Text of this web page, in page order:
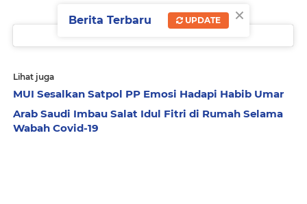
Lihat juga
MUI Sesalkan Satpol PP Emosi Hadapi Habib Umar
Arab Saudi Imbau Salat Idul Fitri di Rumah Selama
Wabah Covid-19
×
Berita Terbaru UPDATE